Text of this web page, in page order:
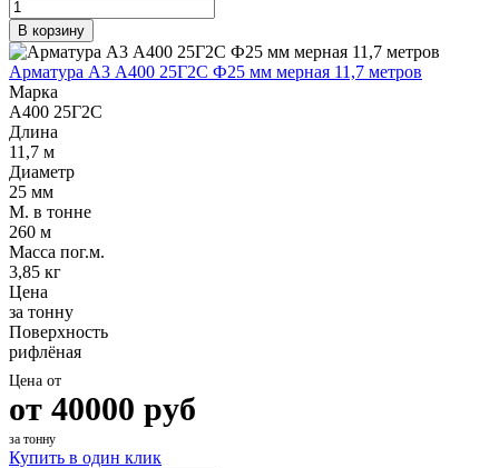
В корзину
Арматура А3 А400 25Г2С Ф25 мм мерная 11,7 метров
Марка
А400 25Г2С
Длина
11,7 м
Диаметр
25 мм
М. в тонне
260 м
Масса пог.м.
3,85 кг
Цена
за тонну
Поверхность
рифлёная
Цена от
от 40000 руб
за тонну
Купить в один клик